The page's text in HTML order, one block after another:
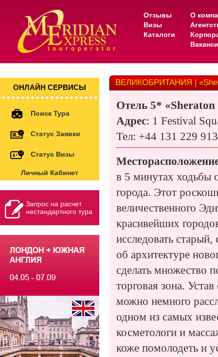
Отзывы
Визы
Каталоги
О
ОНЛАЙН СЕРВИСЫ
Поиск Тура
Статус Заявки
Статус Визы
Личный Кабинет
Запрос на расчет
нестандартного тура
ВЕЛИКОБРИТАНИЯ |
Отель 5*
Адрес: 1 Festival
Тел: +44 131 229
в 5 минутах ходьбы
города. Этот
величественного
красивейших
исследовать
об архитектуре
сделать множество
торговая зона.
можно немного
одном из самых
косметологи и
коже помолодеть и